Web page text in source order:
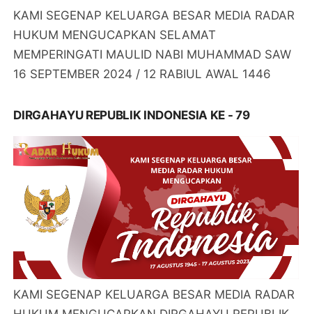
KAMI SEGENAP KELUARGA BESAR MEDIA RADAR
HUKUM MENGUCAPKAN SELAMAT
MEMPERINGATI MAULID NABI MUHAMMAD SAW
16 SEPTEMBER 2024 / 12 RABIUL AWAL 1446
DIRGAHAYU REPUBLIK INDONESIA KE - 79
KAMI SEGENAP KELUARGA BESAR MEDIA RADAR